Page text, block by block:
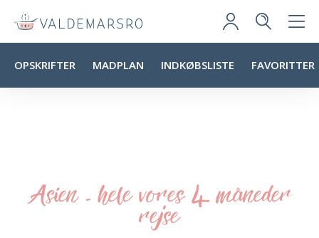
OPSKRIFTER MADPLAN INDKØBSLISTE FAVORITTER
Asien - hele vores 4 måneder
rejse